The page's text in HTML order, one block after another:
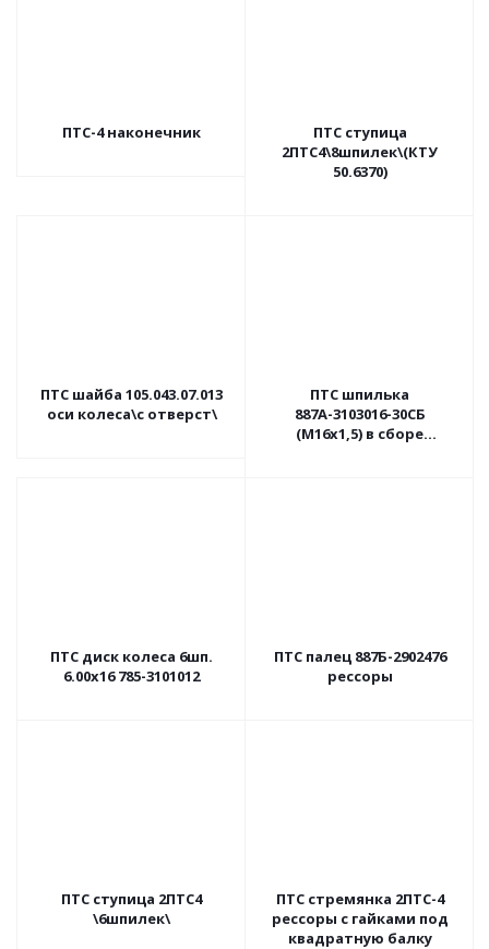
ПТС-4 наконечник
ПТС ступица
2ПТС4\8шпилек\(КТУ
50.6370)
ПТС шайба 105.043.07.013
оси колеса\с отверст\
ПТС шпилька
887А-3103016-30СБ
(М16х1,5) в сборе
ПТС диск колеса 6шп.
6.00х16 785-3101012
ПТС палец 887Б-2902476
рессоры
ПТС ступица 2ПТС4
\6шпилек\
ПТС стремянка 2ПТС-4
рессоры с гайками под
квадратную балку